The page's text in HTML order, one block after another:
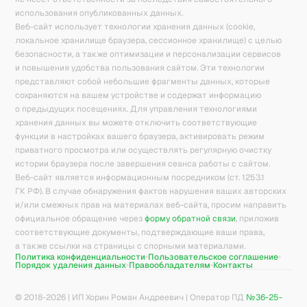
использования опубликованных данных.
Веб-сайт использует технологии хранения данных (cookie,
локальное хранилище браузера, сессионное хранилище) с целью
безопасности, а также оптимизации и персонализации сервисов
и повышения удобства пользования сайтом. Эти технологии
представляют собой небольшие фрагменты данных, которые
сохраняются на вашем устройстве и содержат информацию
о предыдущих посещениях. Для управления технологиями
хранения данных вы можете отключить соответствующие
функции в настройках вашего браузера, активировать режим
приватного просмотра или осуществлять регулярную очистку
истории браузера после завершения сеанса работы с сайтом.
Веб-сайт является информационным посредником (ст. 1253.1
ГК РФ). В случае обнаружения фактов нарушения ваших авторских
и/или смежных прав на материалах веб-сайта, просим направить
официальное обращение через форму обратной связи, приложив
соответствующие документы, подтверждающие ваши права,
а также ссылки на страницы с спорными материалами.
Политика конфиденциальности Пользовательское соглашение
Порядок удаления данных Правообладателям Контакты
© 2018-2026 | ИП Хорин Роман Андреевич | Оператор ПД №36-25-